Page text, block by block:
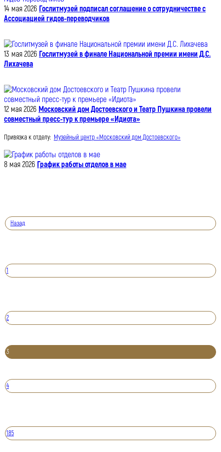
14 мая 2026 Гослитмузей подписал соглашение о сотрудничестве с
Ассоциацией гидов-переводчиков
13 мая 2026 Гослитмузей в финале Национальной премии имени Д.С.
Лихачева
12 мая 2026 Московский дом Достоевского и Театр Пушкина провели
совместный пресс-тур к премьере «Идиота»
Привязка к отделу: Музейный центр «Московский дом Достоевского»
8 мая 2026 График работы отделов в мае
Назад
1
2
3
4
185